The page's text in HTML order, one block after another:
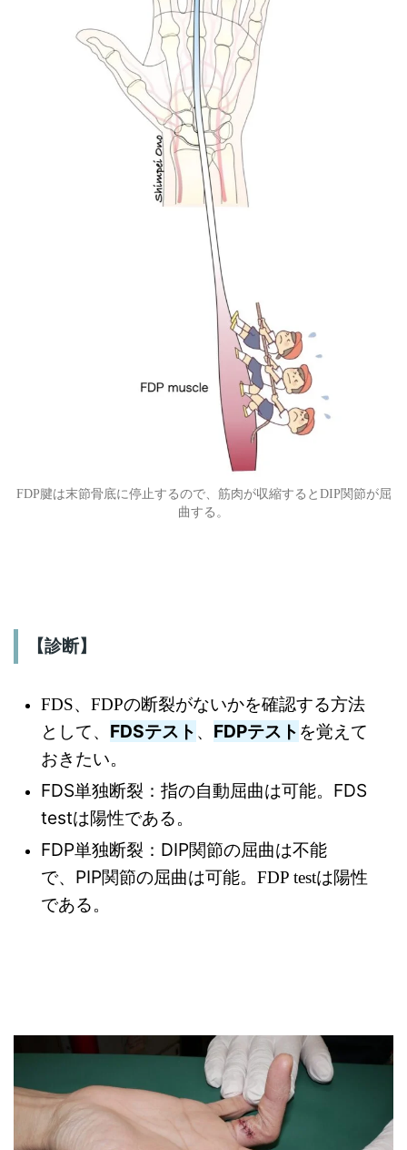
FDP腱は末節骨底に停止するので、筋肉が収縮するとDIP関節が屈
曲する。
【診断】
FDS、FDPの断裂がないかを確認する方法
として、 FDSテスト 、 FDPテスト を覚えて
おきたい。
FDS単独断裂：指の自動屈曲は可能。FDS
testは陽性である。
FDP単独断裂：DIP関節の屈曲は不能
で、 PIP関節の屈曲は可能。FDP testは陽性
である。